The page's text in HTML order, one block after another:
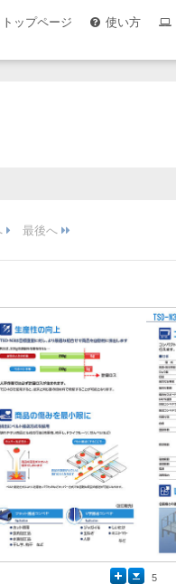
トップページ 使い方
5